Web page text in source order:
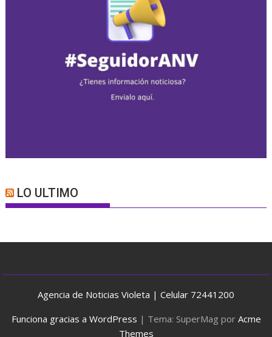
LO ULTIMO
Agencia de Noticias Violeta | Celular 72441200
Funciona gracias a WordPress | Tema: SuperMag por Acme
Themes